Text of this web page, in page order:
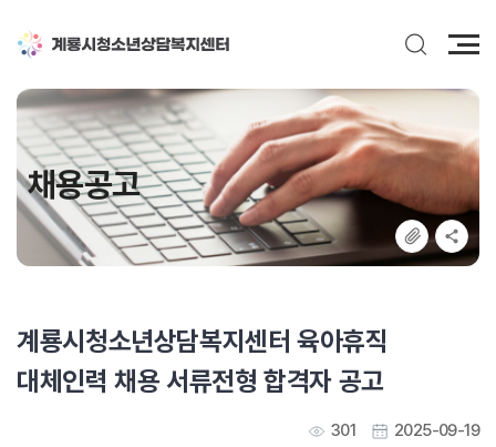
체
뉴
채용공고
계룡시청소년상담복지센터 육아휴직
대체인력 채용 서류전형 합격자 공고
301 2025-09-19